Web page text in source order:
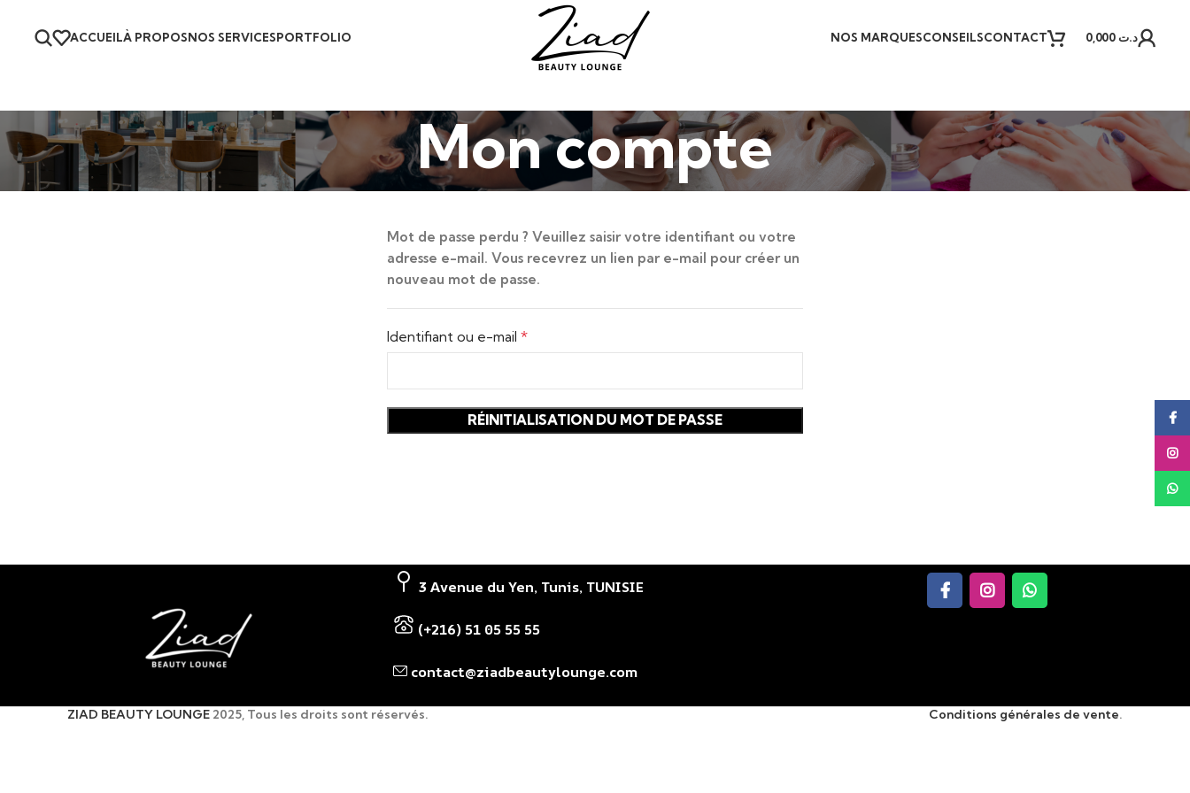
ACCUEILÀ PROPOSNOS SERVICESPORTFOLIO NOS MARQUESCONSEILSCONTACT د.ت0,000
Mon compte
Mot de passe perdu ? Veuillez saisir votre identifiant ou votre
adresse e-mail. Vous recevrez un lien par e-mail pour créer un
nouveau mot de passe.
Identifiant ou e-mail *
RÉINITIALISATION DU MOT DE PASSE
3 Avenue du Yen, Tunis, TUNISIE
(+216) 51 05 55 55
contact@ziadbeautylounge.com
ZIAD BEAUTY LOUNGE 2025, Tous les droits sont réservés. Conditions générales de vente.